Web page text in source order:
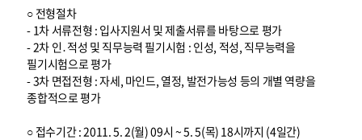
○ 전형절차
- 1차 서류전형 : 입사지원서 및 제출서류를 바탕으로 평가
- 2차 인․적성 및 직무능력 필기시험 : 인성, 적성, 직무능력을
필기시험으로 평가
- 3차 면접전형 : 자세, 마인드, 열정, 발전가능성 등의 개별 역량을
종합적으로 평가
○ 접수기간 : 2011. 5. 2(월) 09시 ~ 5. 5(목) 18시까지 (4일간)